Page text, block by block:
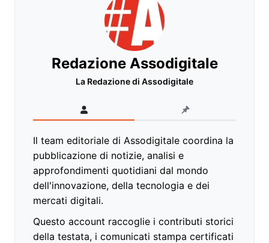
Redazione Assodigitale
La Redazione di Assodigitale
Il team editoriale di Assodigitale coordina la
pubblicazione di notizie, analisi e
approfondimenti quotidiani dal mondo
dell'innovazione, della tecnologia e dei
mercati digitali.
Questo account raccoglie i contributi storici
della testata, i comunicati stampa certificati